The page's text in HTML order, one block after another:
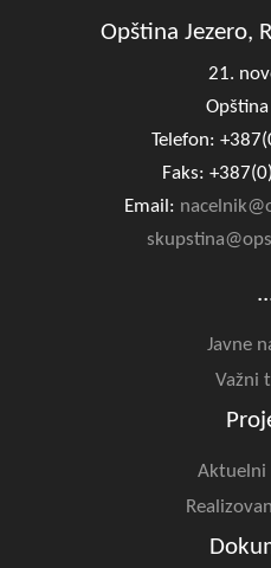
Opština Jezero,
21.
Opština
Telefon:
Faks:
Email:
Javne
Važni
Aktuelni